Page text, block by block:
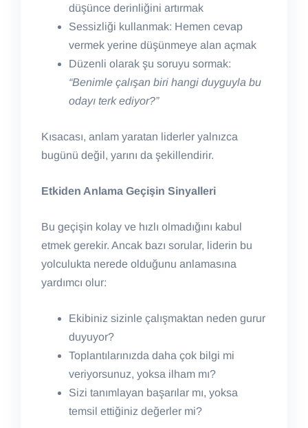
düşünce derinliğini artırmak
Sessizliği kullanmak: Hemen cevap
vermek yerine düşünmeye alan açmak
Düzenli olarak şu soruyu sormak:
“Benimle çalışan biri hangi duyguyla bu
odayı terk ediyor?”
Kısacası, anlam yaratan liderler yalnızca
bugünü değil, yarını da şekillendirir.
Etkiden Anlama Geçişin Sinyalleri
Bu geçişin kolay ve hızlı olmadığını kabul
etmek gerekir. Ancak bazı sorular, liderin bu
yolculukta nerede olduğunu anlamasına
yardımcı olur:
Ekibiniz sizinle çalışmaktan neden gurur
duyuyor?
Toplantılarınızda daha çok bilgi mi
veriyorsunuz, yoksa ilham mı?
Sizi tanımlayan başarılar mı, yoksa
temsil ettiğiniz değerler mi?